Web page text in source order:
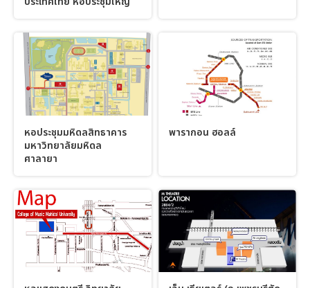
หอประชุมมหิดลสิทธาคาร
มหาวิทยาลัยมหิดล
ศาลายา
พารากอน ฮอลล์